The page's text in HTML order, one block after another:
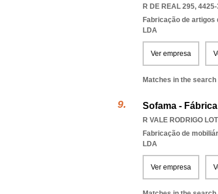
R DE REAL 295,
Fabricação de
LDA
Ver empresa
Matches in the search
Sofama -
R VALE RODRIGO
Fabricação de
LDA
Ver empresa